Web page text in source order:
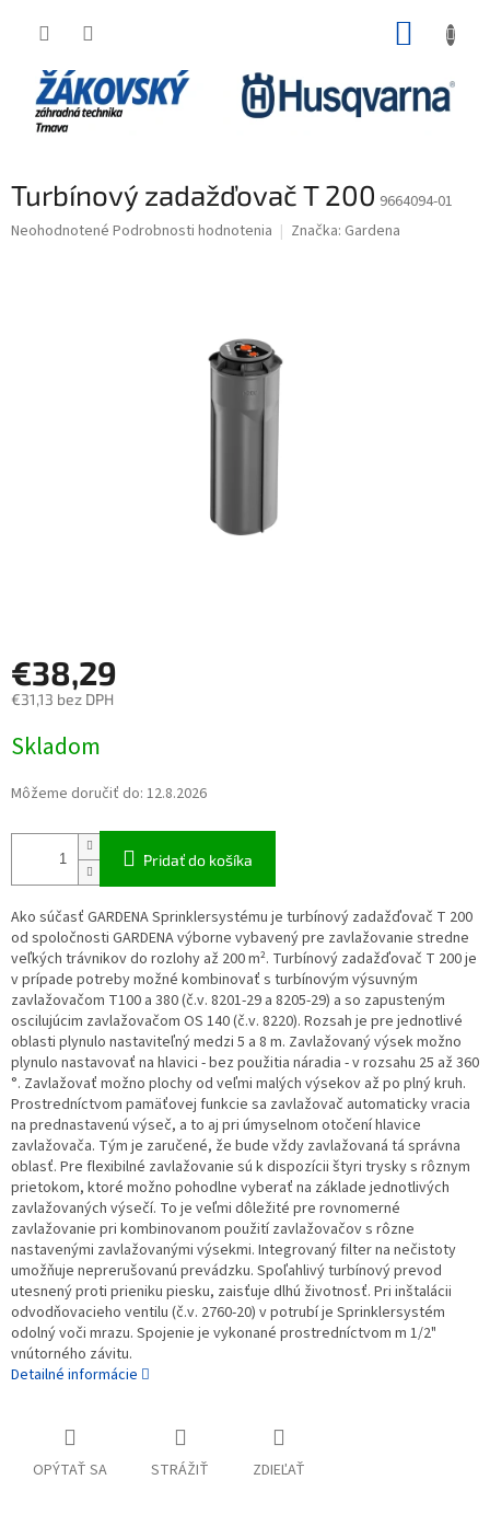
Turbínový zadažďovač T 200 9664094-01
Priemerné hodnotenie produktu je 0,0 z 5 hviezdičiek.
Neohodnotené Podrobnosti hodnotenia Značka: Gardena
€38,29
€31,13 bez DPH
Skladom
Môžeme doručiť do: 12.8.2026
Pridať do košíka
Ako súčasť GARDENA Sprinklersystému je turbínový zadažďovač T 200
od spoločnosti GARDENA výborne vybavený pre zavlažovanie stredne
veľkých trávnikov do rozlohy až 200 m². Turbínový zadažďovač T 200 je
v prípade potreby možné kombinovať s turbínovým výsuvným
zavlažovačom T100 a 380 (č.v. 8201-29 a 8205-29) a so zapusteným
oscilujúcim zavlažovačom OS 140 (č.v. 8220). Rozsah je pre jednotlivé
oblasti plynulo nastaviteľný medzi 5 a 8 m. Zavlažovaný výsek možno
plynulo nastavovať na hlavici - bez použitia náradia - v rozsahu 25 až 360
°. Zavlažovať možno plochy od veľmi malých výsekov až po plný kruh.
Prostredníctvom pamäťovej funkcie sa zavlažovač automaticky vracia
na prednastavenú výseč, a to aj pri úmyselnom otočení hlavice
zavlažovača. Tým je zaručené, že bude vždy zavlažovaná tá správna
oblasť. Pre flexibilné zavlažovanie sú k dispozícii štyri trysky s rôznym
prietokom, ktoré možno pohodlne vyberať na základe jednotlivých
zavlažovaných výsečí. To je veľmi dôležité pre rovnomerné
zavlažovanie pri kombinovanom použití zavlažovačov s rôzne
nastavenými zavlažovanými výsekmi. Integrovaný filter na nečistoty
umožňuje neprerušovanú prevádzku. Spoľahlivý turbínový prevod
utesnený proti prieniku piesku, zaisťuje dlhú životnosť. Pri inštalácii
odvodňovacieho ventilu (č.v. 2760-20) v potrubí je Sprinklersystém
odolný voči mrazu. Spojenie je vykonané prostredníctvom m 1/2"
vnútorného závitu.
Detailné informácie
OPÝTAŤ SA STRÁŽIŤ ZDIEĽAŤ